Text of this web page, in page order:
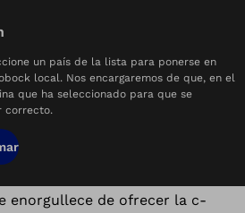
un país de la lista para ponerse en
local. Nos encargaremos de que, en el
que ha seleccionado para que se
correcto.
su tipo
Ottobock
enorgullece de ofrecer la c-